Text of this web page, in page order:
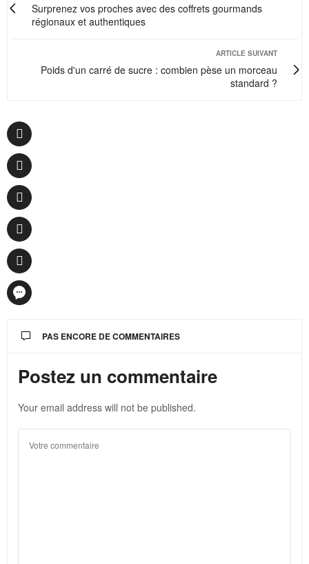
Surprenez vos proches avec des coffrets gourmands
régionaux et authentiques
ARTICLE SUIVANT
Poids d'un carré de sucre : combien pèse un morceau
standard ?
PAS ENCORE DE COMMENTAIRES
Postez un commentaire
Your email address will not be published.